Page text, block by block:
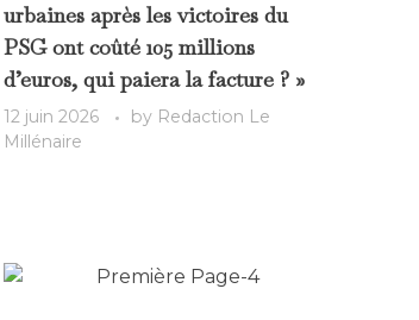
urbaines après les victoires du
PSG ont coûté 105 millions
d’euros, qui paiera la facture ? »
12 juin 2026 by Redaction Le
Millénaire